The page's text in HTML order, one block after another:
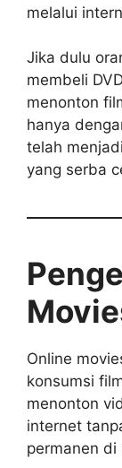
melalui
Jika dulu
membeli
menonton
hanya
telah
yang serba
Online
konsumsi
menonton
internet
permanen di